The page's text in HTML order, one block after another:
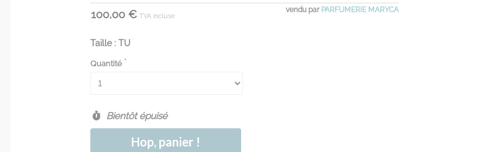
vendu par PARFUMERIE MARYCA
100,00 € TVA incluse
Taille : TU
Quantité
Bientôt épuisé
Hop, panier !